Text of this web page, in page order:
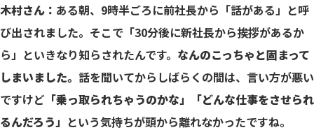
木村さん： ある朝、9時半ごろに前社長から「話がある」と呼
び出されました。そこで「30分後に新社長から挨拶があるか
ら」といきなり知らされたんです。 なんのこっちゃと固まって
しまいました。 話を聞いてからしばらくの間は、言い方が悪い
ですけど 「乗っ取られちゃうのかな」「どんな仕事をさせられ
るんだろう」 という気持ちが頭から離れなかったですね。